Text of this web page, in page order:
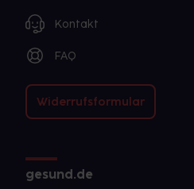
Kontakt
FAQ
Widerrufsformular
gesund.de